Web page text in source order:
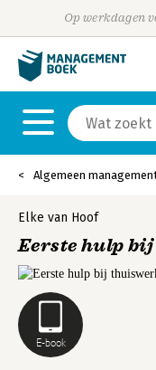
Op werkdagen
Algemeen
E-book
Elke van Hoof
Eerste hulp